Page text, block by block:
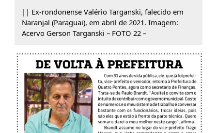
|| Ex-rondonense Valério Targanski, falecido em
Naranjal (Paraguai), em abril de 2021. Imagem:
Acervo Gerson Targanski – FOTO 22 –